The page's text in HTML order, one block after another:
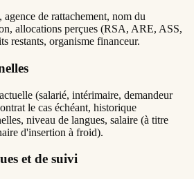
de rattachement, nom du
allocations perçues (RSA, ARE, ASS,
restants, organisme financeur.
(salarié, intérimaire, demandeur
le cas échéant, historique
niveau de langues, salaire (à titre
d'insertion à froid).
et de suivi